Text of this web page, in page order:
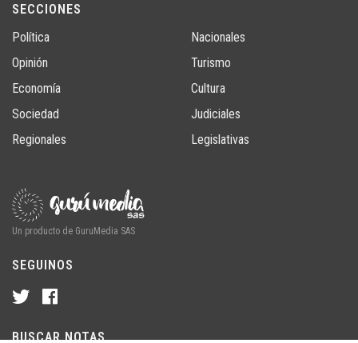
SECCIONES
Política
Opinión
Economía
Sociedad
Regionales
Nacionales
Turismo
Cultura
Judiciales
Legislativas
Un producto de GuruMedia SAS
SEGUINOS
BUSCAR NOTAS